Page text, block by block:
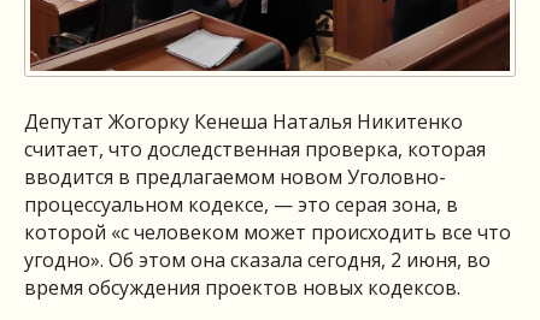
Депутат Жогорку Кенеша Наталья Никитенко
считает, что доследственная проверка, которая
вводится в предлагаемом новом Уголовно-
процессуальном кодексе, — это серая зона, в
которой «с человеком может происходить все что
угодно». Об этом она сказала сегодня, 2 июня, во
время обсуждения проектов новых кодексов.